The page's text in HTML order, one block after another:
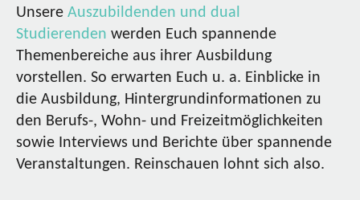
Unsere Auszubildenden und dual
Studierenden werden Euch spannende
Themenbereiche aus ihrer Ausbildung
vorstellen. So erwarten Euch u. a. Einblicke in
die Ausbildung, Hintergrundinformationen zu
den Berufs-, Wohn- und Freizeitmöglichkeiten
sowie Interviews und Berichte über spannende
Veranstaltungen. Reinschauen lohnt sich also.